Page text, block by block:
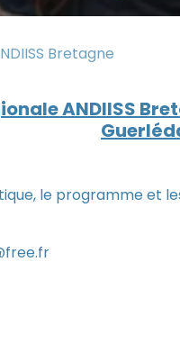
Bretagne
ANDIISS
le programme et